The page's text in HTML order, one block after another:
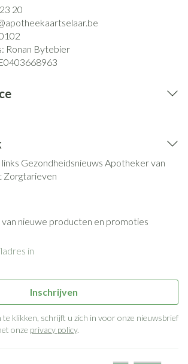
20
apotheekaartselaar.be
Ronan Bytebier
Gezondheidsnieuws Apotheker van
Zorgtarieven
van nieuwe producten en promoties
Inschrijven
klikken, schrijft u zich in voor onze nieuwsbrief
onze privacy policy.